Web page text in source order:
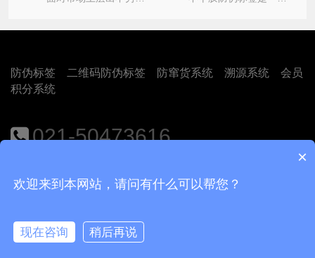
防伪标签 二维码防伪标签 防窜货系统 溯源系统
会员
积分系统
021-50473616
×
欢迎来到本网站，请问有什么可以帮您？
现在咨询 稍后再说